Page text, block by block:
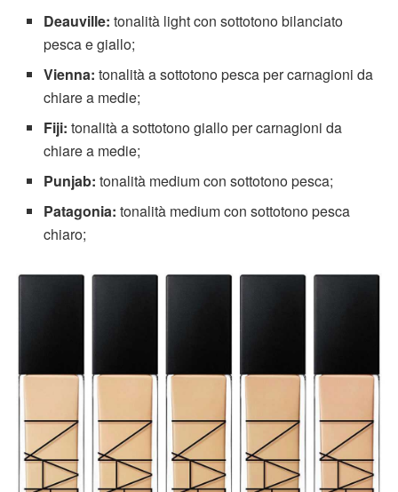
Deauville: tonalità light con sottotono bilanciato
pesca e giallo;
Vienna: tonalità a sottotono pesca per carnagioni da
chiare a medie;
Fiji: tonalità a sottotono giallo per carnagioni da
chiare a medie;
Punjab: tonalità medium con sottotono pesca;
Patagonia:tonalità mediumcon sottotono pesca
chiaro;